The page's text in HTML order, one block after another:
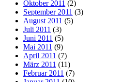
Oktober 2011 (2)
September 2011 (3)
August 2011 (5)
Juli 2011 (3)
Juni 2011 (5)
Mai 2011 (9)
April 2011 (7)
März 2011 (11)
Februar 2011 (7)